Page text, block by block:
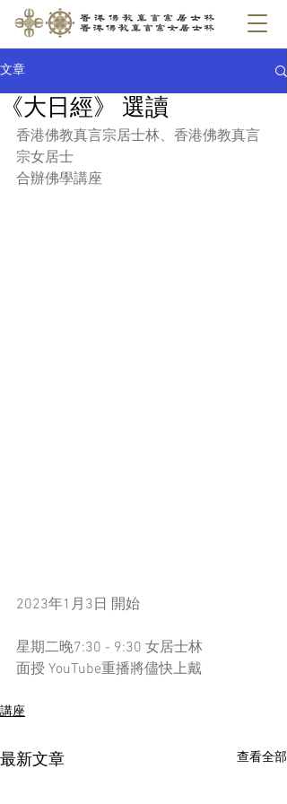
文章
《大日經》 選讀
香港佛教真言宗居士林、香港佛教真言
宗女居士
合辦佛學講座
2023年1月3日 開始
星期二晚7:30 - 9:30 女居士林
面授 YouTube重播將儘快上戴
講座
最新文章 查看全部